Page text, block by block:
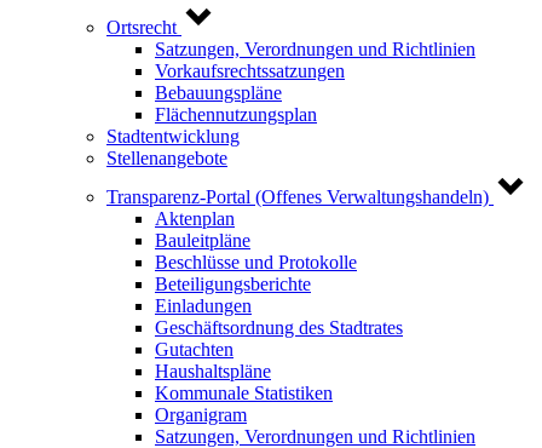
Ortsrecht
Satzungen, Verordnungen und Richtlinien
Vorkaufsrechtssatzungen
Bebauungspläne
Flächennutzungsplan
Stadtentwicklung
Stellenangebote
Transparenz-Portal (Offenes Verwaltungshandeln)
Aktenplan
Bauleitpläne
Beschlüsse und Protokolle
Beteiligungsberichte
Einladungen
Geschäftsordnung des Stadtrates
Gutachten
Haushaltspläne
Kommunale Statistiken
Organigram
Satzungen, Verordnungen und Richtlinien